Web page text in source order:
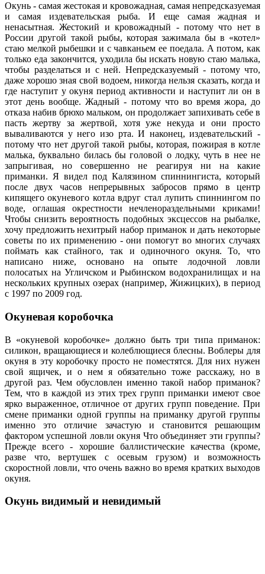
Окунь - самая жестокая и кровожадная, самая непредсказуемая
и самая издевательская рыба. И еще самая жадная и
ненасытная. Жестокий и кровожадный - потому что нет в
России другой такой рыбы, которая зажимала бы в «котел»
стаю мелкой рыбешки и с чавканьем ее поедала. А потом, как
только еда закончится, уходила бы искать новую стаю малька,
чтобы разделаться и с ней. Непредсказуемый - потому что,
даже хорошо зная свой водоем, никогда нельзя сказать, когда и
где наступит у окуня период активности и наступит ли он в
этот день вообще. Жадный - потому что во время жора, до
отказа набив брюхо мальком, он продолжает запихивать себе в
пасть жертву за жертвой, хотя уже некуда и они просто
вываливаются у него изо рта. И наконец, издевательский -
потому что нет другой такой рыбы, которая, пожирая в котле
малька, буквально билась бы головой о лодку, чуть в нее не
запрыгивая, но совершенно не реагируя ни на какие
приманки. Я видел под Калязином спиннингиста, который
после двух часов непрерывных забросов прямо в центр
кипящего окуневого котла вдруг стал лупить спиннингом по
воде, оглашая окрестности нечленораздельными криками!
Чтобы снизить вероятность подобных эксцессов на рыбалке,
хочу предложить нехитрый набор приманок и дать некоторые
советы по их применению - они помогут во многих случаях
поймать как стайного, так и одиночного окуня. То, что
написано ниже, основано на опыте лодочной ловли
полосатых на Угличском и Рыбинском водохранилищах и на
нескольких крупных озерах (например, Жижицких), в период
с 1997 по 2009 год.
Окуневая коробочка
В «окуневой коробочке» должно быть три типа приманок:
силикон, вращающиеся и колеблющиеся блесны. Воблеры для
окуня в эту коробочку просто не поместятся. Для них нужен
свой ящичек, и о нем я обязательно тоже расскажу, но в
другой раз. Чем обусловлен именно такой набор приманок?
Тем, что в каждой из этих трех групп приманки имеют свое
ярко выраженное, отличное от других групп поведение. При
смене приманки одной группы на приманку другой группы
именно это отличие зачастую и становится решающим
фактором успешной ловли окуня Что объединяет эти группы?
Прежде всего - хорошие баллистические качества (кроме,
разве что, вертушек с осевым грузом) и возможность
скоростной ловли, что очень важно во время кратких выходов
окуня.
Окунь видимый и невидимый